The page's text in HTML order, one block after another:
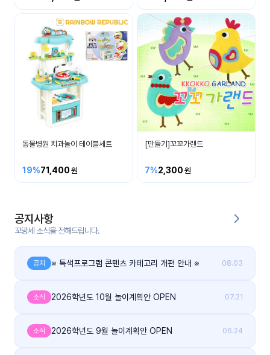
공지
이벤
트
들의
후기
게시
그
동물병원 치과놀이 테이블세트
19%71,400
[만들기]꼬꼬가랜드
7%2,300
공지사항
꼬망세 소식을 전해드립니다.
공지 ※ 특색프로그램 콘텐츠 카테고리 개편 안내 ※ 08.03
소식 2026학년도 10월 놀이계획안 OPEN 07.21
소식 2026학년도 9월 놀이계획안 OPEN 06.24